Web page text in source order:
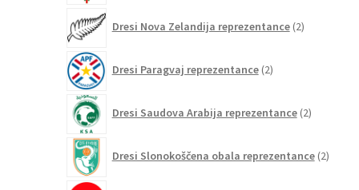
Dresi Nova Zelandija reprezentance 2izdelka
Dresi Paragvaj reprezentance 2izdelka
Dresi Saudova Arabija reprezentance 2izdelka
Dresi Slonokoščena obala reprezentance 2izdelka